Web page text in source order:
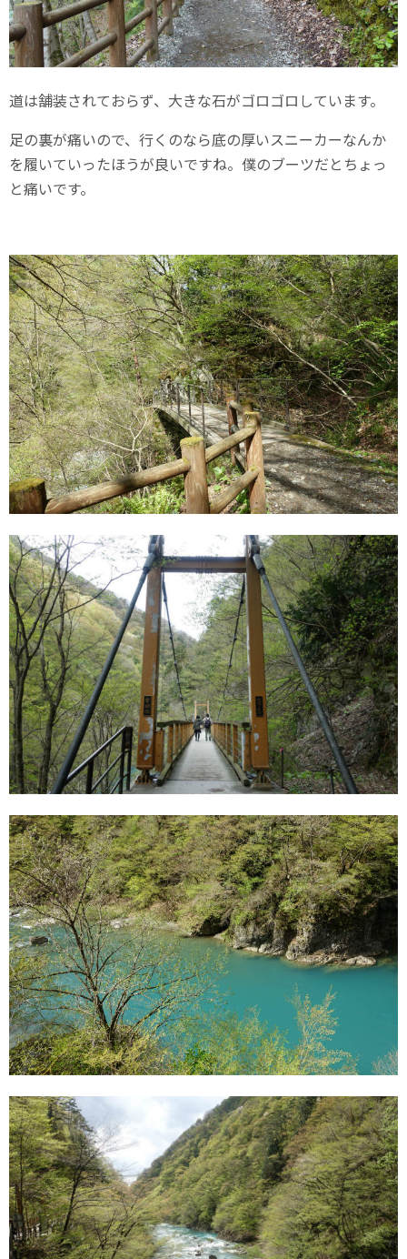
道は舗装されておらず、大きな石がゴロゴロしています。
足の裏が痛いので、行くのなら底の厚いスニーカーなんか
を履いていったほうが良いですね。僕のブーツだとちょっ
と痛いです。